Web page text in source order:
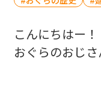
こんにちはー！
おぐらのおじさ